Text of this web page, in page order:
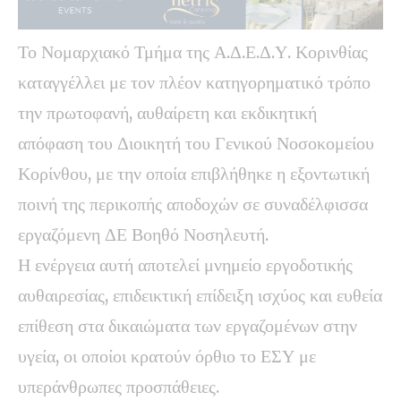
Το Νομαρχιακό Τμήμα της Α.Δ.Ε.Δ.Υ. Κορινθίας
καταγγέλλει με τον πλέον κατηγορηματικό τρόπο
την πρωτοφανή, αυθαίρετη και εκδικητική
απόφαση του Διοικητή του Γενικού Νοσοκομείου
Κορίνθου, με την οποία επιβλήθηκε η εξοντωτική
ποινή της περικοπής αποδοχών σε συναδέλφισσα
εργαζόμενη ΔΕ Βοηθό Νοσηλευτή.
Η ενέργεια αυτή αποτελεί μνημείο εργοδοτικής
αυθαιρεσίας, επιδεικτική επίδειξη ισχύος και ευθεία
επίθεση στα δικαιώματα των εργαζομένων στην
υγεία, οι οποίοι κρατούν όρθιο το ΕΣΥ με
υπεράνθρωπες προσπάθειες.